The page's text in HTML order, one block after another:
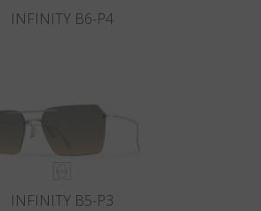
INFINITY B6-P4
INFINITY B5-P3